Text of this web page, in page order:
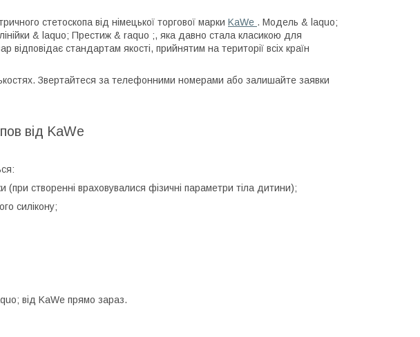
стетоскопа від німецької торгової марки KaWe . Модель & laquo;
& laquo; Престиж & raquo ;, яка давно стала класикою для
відповідає стандартам якості, прийнятим на території всіх країн
Звертайтеся за телефонними номерами або залишайте заявки
від KaWe
створенні враховувалися фізичні параметри тіла дитини);
силікону;
від KaWe прямо зараз.